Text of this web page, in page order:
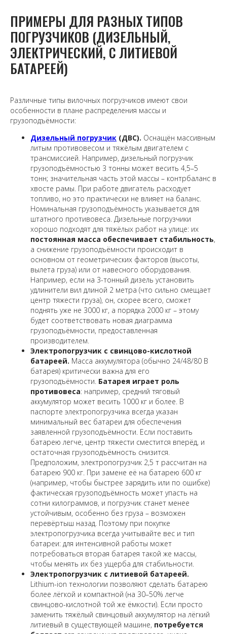
ПРИМЕРЫ ДЛЯ РАЗНЫХ ТИПОВ
ПОГРУЗЧИКОВ (ДИЗЕЛЬНЫЙ,
ЭЛЕКТРИЧЕСКИЙ, С ЛИТИЕВОЙ
БАТАРЕЕЙ)
Различные типы вилочных погрузчиков имеют свои
особенности в плане распределения массы и
грузоподъёмности:
Дизельный погрузчик (ДВС). Оснащён массивным
литым противовесом и тяжёлым двигателем с
трансмиссией. Например, дизельный погрузчик
грузоподъёмностью 3 тонны может весить 4,5–5
тонн; значительная часть этой массы – контрбаланс в
хвосте рамы. При работе двигатель расходует
топливо, но это практически не влияет на баланс.
Номинальная грузоподъёмность указывается для
штатного противовеса. Дизельные погрузчики
хорошо подходят для тяжёлых работ на улице: их
постоянная масса обеспечивает стабильность,
а снижение грузоподъёмности происходит в
основном от геометрических факторов (высоты,
вылета груза) или от навесного оборудования.
Например, если на 3-тонный дизель установить
удлинители вил длиной 2 метра (что сильно смещает
центр тяжести груза), он, скорее всего, сможет
поднять уже не 3000 кг, а порядка 2000 кг – этому
будет соответствовать новая диаграмма
грузоподъёмности, предоставленная
производителем.
Электропогрузчик с свинцово-кислотной
батареей. Масса аккумулятора (обычно 24/48/80 В
батарея) критически важна для его
грузоподъёмности. Батарея играет роль
противовеса: например, средний тяговый
аккумулятор может весить 1000 кг и более. В
паспорте электропогрузчика всегда указан
минимальный вес батареи для обеспечения
заявленной грузоподъёмности. Если поставить
батарею легче, центр тяжести сместится вперёд, и
остаточная грузоподъёмность снизится.
Предположим, электропогрузчик 2,5 т рассчитан на
батарею 900 кг. При замене её на батарею 600 кг
(например, чтобы быстрее зарядить или по ошибке)
фактическая грузоподъёмность может упасть на
сотни килограммов, и погрузчик станет менее
устойчивым, особенно без груза – возможен
перевёртыш назад. Поэтому при покупке
электропогрузчика всегда учитывайте вес и тип
батареи: для интенсивной работы может
потребоваться вторая батарея такой же массы,
чтобы менять их без ущерба для стабильности.
Электропогрузчик с литиевой батареей.
Lithium-ion технологии позволяют сделать батарею
более лёгкой и компактной (на 30–50% легче
свинцово-кислотной той же ёмкости). Если просто
заменить тяжёлый свинцовый аккумулятор на лёгкий
литиевый в существующей машине, потребуется